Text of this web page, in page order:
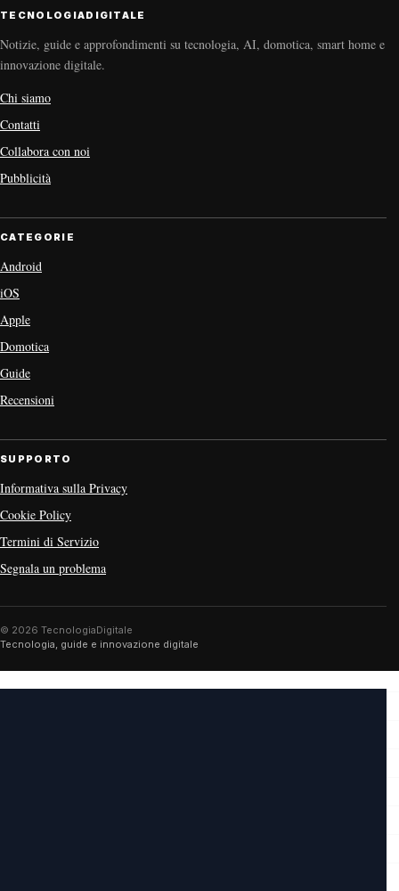
TECNOLOGIADIGITALE
Notizie, guide e approfondimenti su tecnologia, AI, domotica, smart home e
innovazione digitale.
Chi siamo
Contatti
Collabora con noi
Pubblicità
CATEGORIE
Android
iOS
Apple
Domotica
Guide
Recensioni
SUPPORTO
Informativa sulla Privacy
Cookie Policy
Termini di Servizio
Segnala un problema
© 2026 TecnologiaDigitale
Tecnologia, guide e innovazione digitale